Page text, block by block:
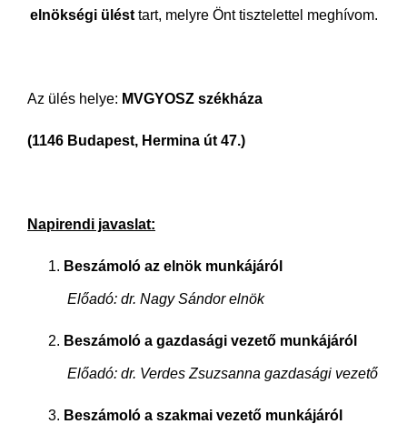
elnökségi ülésttart, melyre Önt tisztelettel meghívom.
Az ülés helye: MVGYOSZ székháza
(1146 Budapest, Hermina út 47.)
Napirendi javaslat:
Beszámoló az elnök munkájáról
Előadó: dr. Nagy Sándor elnök
Beszámoló a gazdasági vezető munkájáról
Előadó: dr. Verdes Zsuzsanna gazdasági vezető
Beszámoló a szakmai vezető munkájáról